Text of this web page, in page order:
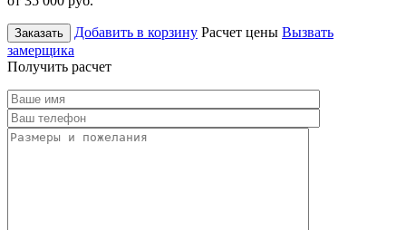
Заказать Добавить в корзину Расчет цены Вызвать
замерщика
Получить расчет